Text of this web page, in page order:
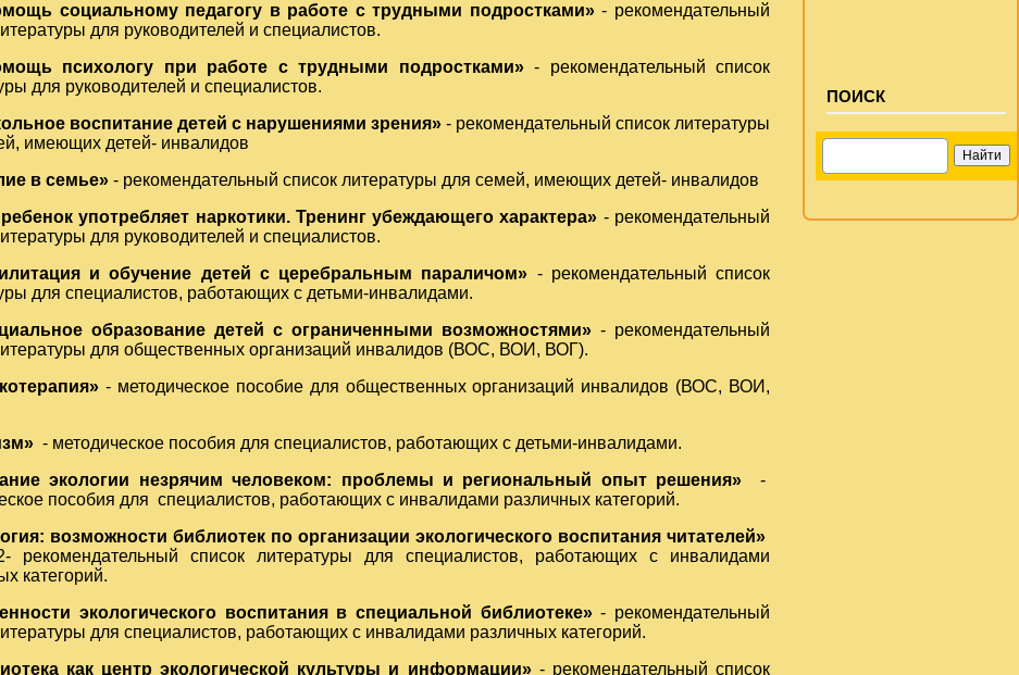
социальному педагогу в работе с трудными подростками»- рекомендательный
для руководителей и специалистов.
психологу при работе с трудными подростками»- рекомендательный список
для руководителей и специалистов.
воспитание детей с нарушениями зрения»- рекомендательный список литературы
имеющих детей- инвалидов
в семье»- рекомендательный список литературы для семей, имеющих детей- инвалидов
употребляет наркотики. Тренинг убеждающего характера» - рекомендательный
для руководителей и специалистов.
и обучение детей с церебральным параличом» - рекомендательный список
для специалистов, работающих с детьми-инвалидами.
образование детей с ограниченными возможностями»- рекомендательный
для общественных организаций инвалидов (ВОС, ВОИ, ВОГ).
- методическое пособие для общественных организаций инвалидов (ВОС, ВОИ,
- методическое пособия для специалистов, работающих с детьми-инвалидами.
экологии незрячим человеком: проблемы и региональный опыт решения» -
пособия для специалистов, работающих с инвалидами различных категорий.
возможности библиотек по организации экологического воспитания читателей»
рекомендательный список литературы для специалистов, работающих с инвалидами
категорий.
экологического воспитания в специальной библиотеке»- рекомендательный
для специалистов, работающих с инвалидами различных категорий.
как центр экологической культуры и информации»- рекомендательный список
ПОИСК